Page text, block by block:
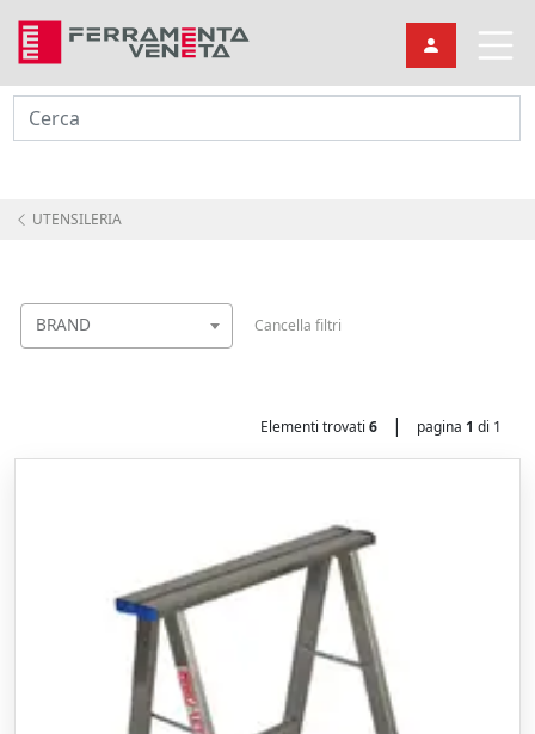
Cerca
UTENSILERIA
BRAND Cancella filtri
Elementi trovati 6 | pagina 1 di 1